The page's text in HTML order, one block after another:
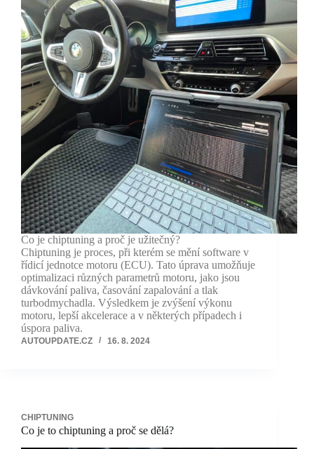
Co je chiptuning a proč je užitečný?
Chiptuning je proces, při kterém se mění software v
řídicí jednotce motoru (ECU). Tato úprava umožňuje
optimalizaci různých parametrů motoru, jako jsou
dávkování paliva, časování zapalování a tlak
turbodmychadla. Výsledkem je zvýšení výkonu
motoru, lepší akcelerace a v některých případech i
úspora paliva.
AUTOUPDATE.CZ 16. 8. 2024
CHIPTUNING
Co je to chiptuning a proč se dělá?